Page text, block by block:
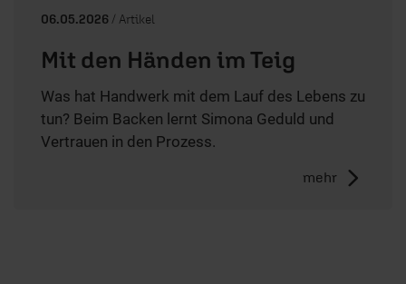
06.05.2026/ Artikel
Mit den Händen im Teig
Was hat Handwerk mit dem Lauf des Lebens zu
tun? Beim Backen lernt Simona Geduld und
Vertrauen in den Prozess.
mehr